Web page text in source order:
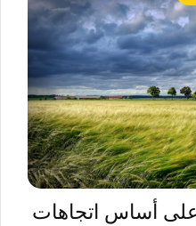
على أساس اتجاهات